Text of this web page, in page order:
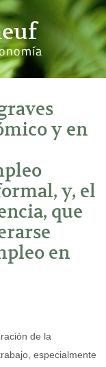
y en
y, el
que
en
de la
especialmente